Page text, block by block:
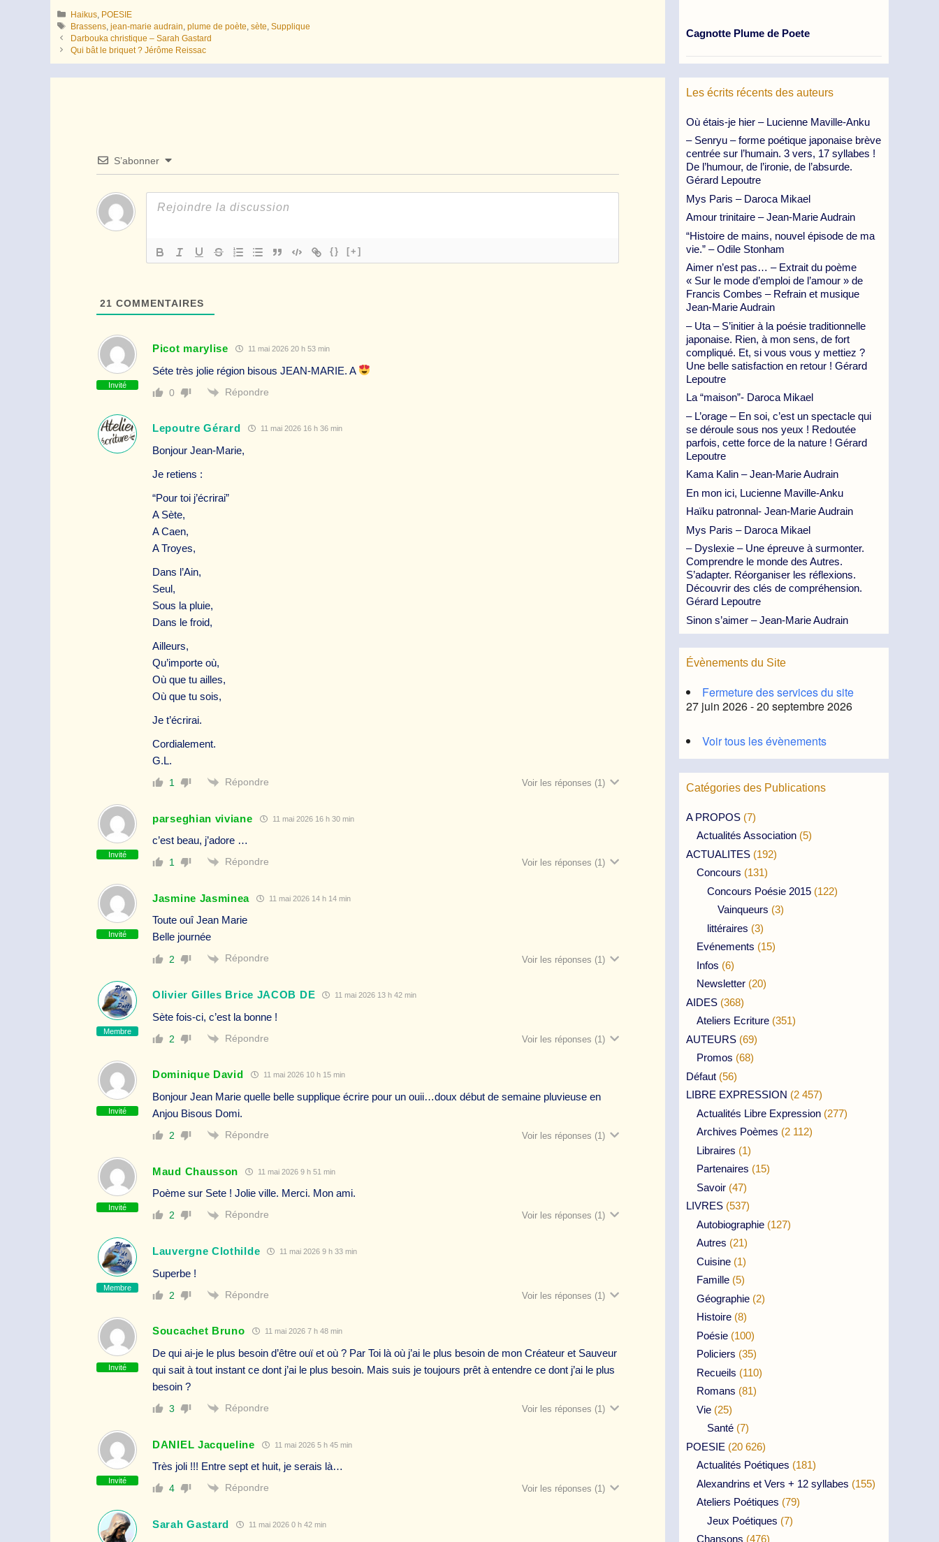
Catégories
Haikus POESIE
Étiquettes
Brassens ,jean-marie audrain ,plume de poète ,sète ,Supplique
Darbouka christique – Sarah Gastard
Qui bât le briquet ? Jérôme Reissac
S’abonner
{} [+]
21 COMMENTAIRES
Invité
Picot marylise 11 mai 2026 20 h 53 min
Séte très jolie région bisous JEAN-MARIE. A
0 Répondre
Lepoutre Gérard 11 mai 2026 16 h 36 min
Bonjour Jean-Marie,
Je retiens :
“Pour toi j’écrirai”
A Sète,
A Caen,
A Troyes,
Dans l’Ain,
Seul,
Sous la pluie,
Dans le froid,
Ailleurs,
Qu’importe où,
Où que tu ailles,
Où que tu sois,
Je t’écrirai.
Cordialement.
G.L.
1 Répondre Voir les réponses (1)
Invité
parseghian viviane 11 mai 2026 16 h 30 min
c’est beau, j’adore …
1 Répondre Voir les réponses (1)
Invité
Jasmine Jasminea 11 mai 2026 14 h 14 min
Toute ouî Jean Marie
Belle journée
2 Répondre Voir les réponses (1)
Membre
Olivier Gilles Brice JACOB DE 11 mai 2026 13 h 42 min
Sète fois-ci, c’est la bonne !
2 Répondre Voir les réponses (1)
Invité
Dominique David 11 mai 2026 10 h 15 min
Bonjour Jean Marie quelle belle supplique écrire pour un ouii…doux début de semaine pluvieuse en
Anjou Bisous Domi.
2 Répondre Voir les réponses (1)
Invité
Maud Chausson 11 mai 2026 9 h 51 min
Poème sur Sete ! Jolie ville. Merci. Mon ami.
2 Répondre Voir les réponses (1)
Membre
Lauvergne Clothilde 11 mai 2026 9 h 33 min
Superbe !
2 Répondre Voir les réponses (1)
Invité
Soucachet Bruno 11 mai 2026 7 h 48 min
De qui ai-je le plus besoin d’être ouï et où ? Par Toi là où j’ai le plus besoin de mon Créateur et Sauveur
qui sait à tout instant ce dont j’ai le plus besoin. Mais suis je toujours prêt à entendre ce dont j’ai le plus
besoin ?
3 Répondre Voir les réponses (1)
Invité
DANIEL Jacqueline 11 mai 2026 5 h 45 min
Très joli !!! Entre sept et huit, je serais là…
4 Répondre Voir les réponses (1)
Sarah Gastard 11 mai 2026 0 h 42 min
Cagnotte Plume de Poete
Les écrits récents des auteurs
Où étais-je hier – Lucienne Maville-Anku
– Senryu – forme poétique japonaise brève
centrée sur l’humain. 3 vers, 17 syllabes !
De l’humour, de l’ironie, de l’absurde.
Gérard Lepoutre
Mys Paris – Daroca Mikael
Amour trinitaire – Jean-Marie Audrain
“Histoire de mains, nouvel épisode de ma
vie.” – Odile Stonham
Aimer n’est pas… – Extrait du poème
« Sur le mode d’emploi de l’amour » de
Francis Combes – Refrain et musique
Jean-Marie Audrain
– Uta – S’initier à la poésie traditionnelle
japonaise. Rien, à mon sens, de fort
compliqué. Et, si vous vous y mettiez ?
Une belle satisfaction en retour ! Gérard
Lepoutre
La “maison”- Daroca Mikael
– L’orage – En soi, c’est un spectacle qui
se déroule sous nos yeux ! Redoutée
parfois, cette force de la nature ! Gérard
Lepoutre
Kama Kalin – Jean-Marie Audrain
En mon ici, Lucienne Maville-Anku
Haïku patronnal- Jean-Marie Audrain
Mys Paris – Daroca Mikael
– Dyslexie – Une épreuve à surmonter.
Comprendre le monde des Autres.
S’adapter. Réorganiser les réflexions.
Découvrir des clés de compréhension.
Gérard Lepoutre
Sinon s’aimer – Jean-Marie Audrain
Évènements du Site
Fermeture des services du site
27 juin 2026 - 20 septembre 2026
Voir tous les évènements
Catégories des Publications
A PROPOS (7)
Actualités Association (5)
ACTUALITES (192)
Concours (131)
Concours Poésie 2015 (122)
Vainqueurs (3)
littéraires (3)
Evénements (15)
Infos (6)
Newsletter (20)
AIDES (368)
Ateliers Ecriture (351)
AUTEURS (69)
Promos (68)
Défaut (56)
LIBRE EXPRESSION (2 457)
Actualités Libre Expression (277)
Archives Poèmes (2 112)
Libraires (1)
Partenaires (15)
Savoir (47)
LIVRES (537)
Autobiographie (127)
Autres (21)
Cuisine (1)
Famille (5)
Géographie (2)
Histoire (8)
Poésie (100)
Policiers (35)
Recueils (110)
Romans (81)
Vie (25)
Santé (7)
POESIE (20 626)
Actualités Poétiques (181)
Alexandrins et Vers + 12 syllabes (155)
Ateliers Poétiques (79)
Jeux Poétiques (7)
Chansons (476)